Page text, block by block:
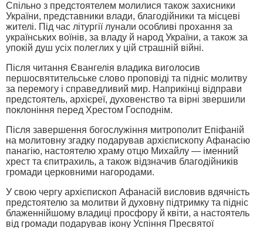
Спільно з предстоятелем молилися також захисники
України, представники влади, благодійники та місцеві
жителі. Під час літургії лунали особливі прохання за
українських воїнів, за владу й народ України, а також за
упокій душ усіх полеглих у цій страшній війні.
Після читання Євангелія владика виголосив
першосвятительське слово проповіді та підніс молитву
за перемогу і справедливий мир. Наприкінці відправи
предстоятель, архієреї, духовенство та вірні звершили
поклоніння перед Хрестом Господнім.
Після завершення богослужіння митрополит Епіфаній
на молитовну згадку подарував архієпископу Афанасію
панагію, настоятелю храму отцю Михайлу — іменний
хрест та єпитрахиль, а також відзначив благодійників
громади церковними нагородами.
У свою чергу архієпископ Афанасій висловив вдячність
предстоятелю за молитви й духовну підтримку та підніс
блаженнійшому владиці просфору й квіти, а настоятель
від громади подарував ікону Успіння Пресвятої